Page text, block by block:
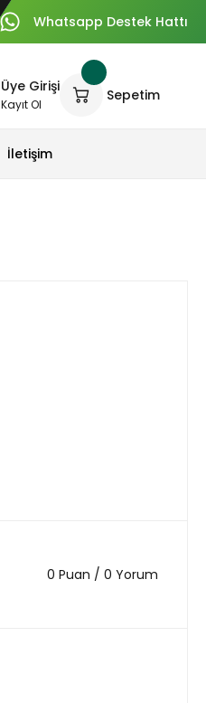
Whatsapp Destek Hattı
Üye Girişi
Kayıt Ol
Sepetim
İletişim
0 Puan / 0 Yorum